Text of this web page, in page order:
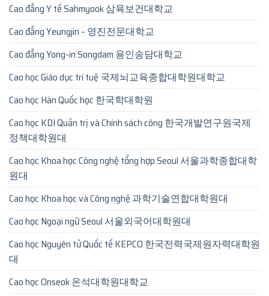
Cao đẳng Y tế Sahmyook 삼육보건대학교
Cao đẳng Yeungjin – 영진전문대학교
Cao đẳng Yong-in Songdam 용인송담대학교
Cao học Giáo dục trí tuệ 국제뇌교육종합대학원대학교
Cao học Hàn Quốc học 한국학대학원
Cao học KDI Quản trị và Chính sách công 한국개발연구원국제
정책대학원대
Cao học Khoa học Công nghệ tổng hợp Seoul 서울과학종합대학
원대
Cao học Khoa học và Công nghệ 과학기술연합대학원대
Cao học Ngoại ngữ Seoul 서울외국어대학원대
Cao học Nguyên tử Quốc tế KEPCO 한국전력국제원자력대학원
대
Cao học Onseok 온석대학원대학교